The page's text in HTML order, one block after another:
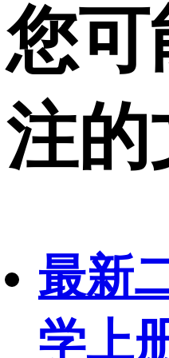
您可
注的
最新
学上